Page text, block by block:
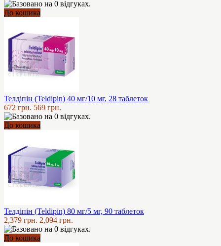
До кошика
Телдіпін (Teldipin) 40 мг/10 мг, 28 таблеток
672 грн. 569 грн.
До кошика
Телдіпін (Teldipin) 80 мг/5 мг, 90 таблеток
2,379 грн. 2,094 грн.
До кошика